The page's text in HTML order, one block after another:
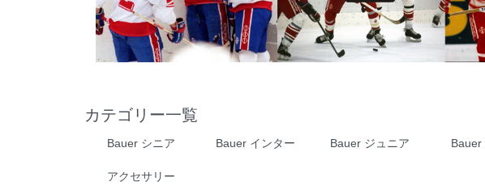
カテゴリー一覧
Bauer シニア Bauer インター Bauer ジュニア Bauer
アクセサリー